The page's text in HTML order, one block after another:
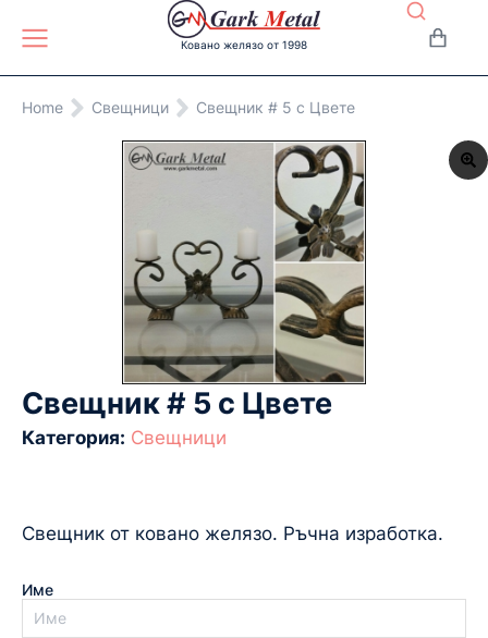
Ковано желязо от 1998
You are here:
Home Свещници Свещник # 5 с Цвете
Свещник # 5 с Цвете
Категория: Свещници
Свещник от ковано желязо. Ръчна изработка.
Име